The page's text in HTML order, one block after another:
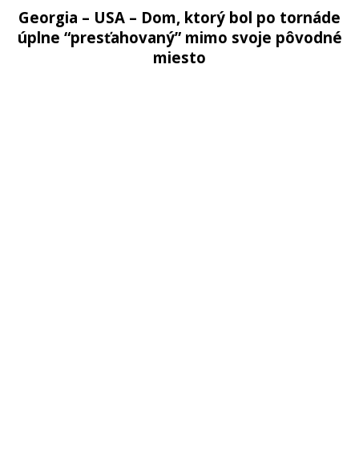
Georgia – USA – Dom, ktorý bol po tornáde
úplne “presťahovaný” mimo svoje pôvodné
miesto